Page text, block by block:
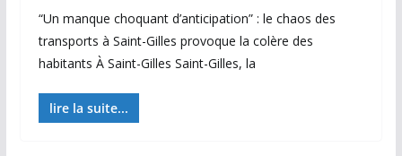
“Un manque choquant d’anticipation” : le chaos des
transports à Saint-Gilles provoque la colère des
habitants À Saint-Gilles Saint-Gilles, la
lire la suite...